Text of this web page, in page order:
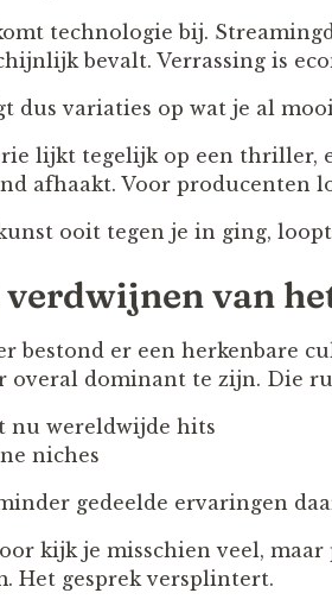
technologie bij.
bevalt. Verrassing is
dus variaties op wat je al
lijkt tegelijk op een thriller,
afhaakt. Voor producenten
ooit tegen je in ging,
van
bestond er een herkenbare
overal dominant te zijn. Die
nu wereldwijde hits
niches
gedeelde ervaringen
kijk je misschien veel,
Het gesprek versplintert.